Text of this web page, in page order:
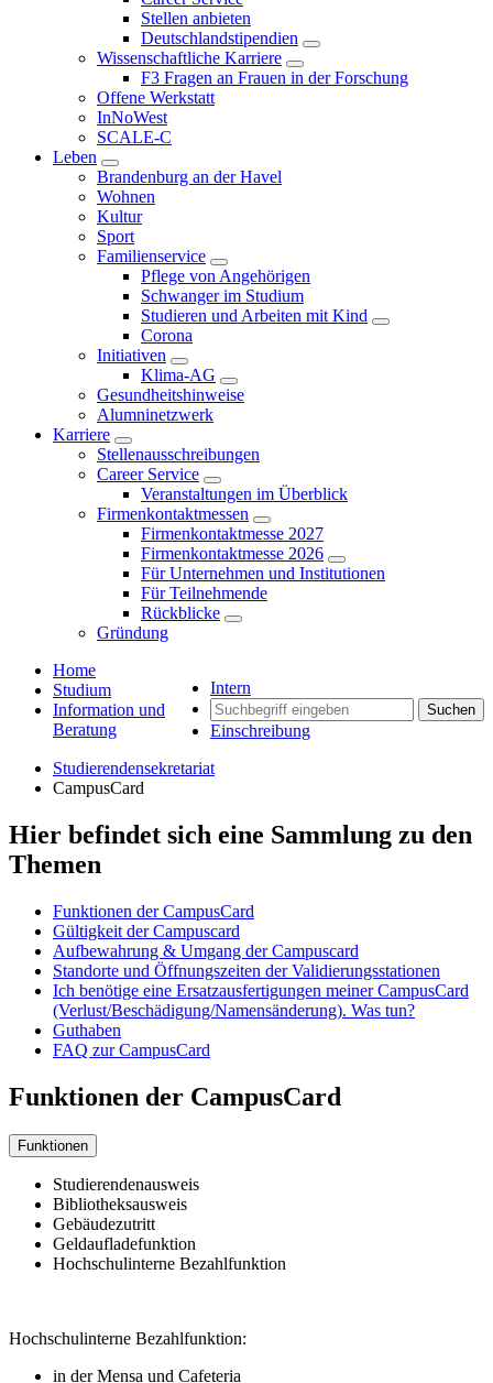
Stellen anbieten
Deutschlandstipendien
Wissenschaftliche Karriere
F3 Fragen an Frauen in der Forschung
Offene Werkstatt
InNoWest
SCALE-C
Leben
Brandenburg an der Havel
Wohnen
Kultur
Sport
Familienservice
Pflege von Angehörigen
Schwanger im Studium
Studieren und Arbeiten mit Kind
Corona
Initiativen
Klima-AG
Gesundheitshinweise
Alumninetzwerk
Karriere
Stellenausschreibungen
Career Service
Veranstaltungen im Überblick
Firmenkontaktmessen
Firmenkontaktmesse 2027
Firmenkontaktmesse 2026
Für Unternehmen und Institutionen
Für Teilnehmende
Rückblicke
Gründung
Intern
Suchen
Einschreibung
Home
Studium
Information und
Beratung
Studierendensekretariat
CampusCard
Hier befindet sich eine Sammlung zu den
Themen
Funktionen der CampusCard
Gültigkeit der Campuscard
Aufbewahrung & Umgang der Campuscard
Standorte und Öffnungszeiten der Validierungsstationen
Ich benötige eine Ersatzausfertigungen meiner CampusCard
(Verlust/Beschädigung/Namensänderung). Was tun?
Guthaben
FAQ zur CampusCard
Funktionen der CampusCard
Funktionen
Studierendenausweis
Bibliotheksausweis
Gebäudezutritt
Geldaufladefunktion
Hochschulinterne Bezahlfunktion
Hochschulinterne Bezahlfunktion:
in der Mensa und Cafeteria